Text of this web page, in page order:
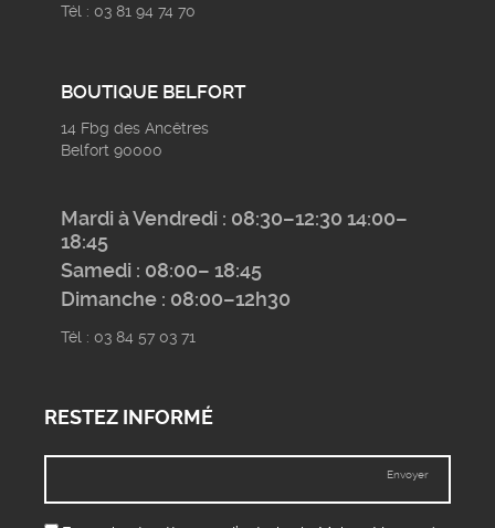
Tél : 03 81 94 74 70
BOUTIQUE BELFORT
14 Fbg des Ancêtres
Belfort 90000
Mardi à Vendredi : 08:30–12:30 14:00–
18:45
Samedi : 08:00– 18:45
Dimanche : 08:00–12h30
Tél : 03 84 57 03 71
RESTEZ INFORMÉ
Envoyer